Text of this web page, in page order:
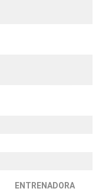
ENTRENADORA